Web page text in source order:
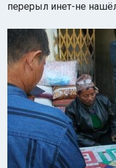
перерыл инет-не